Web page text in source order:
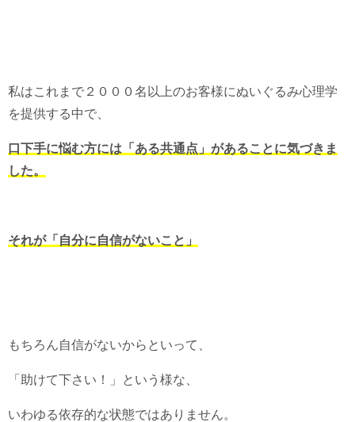
私はこれまで２０００名以上のお客様にぬいぐるみ心理学
を提供する中で、
口下手に悩む方には「ある共通点」があることに気づきま
した。
それが「自分に自信がないこと」
もちろん自信がないからといって、
「助けて下さい！」という様な、
いわゆる依存的な状態ではありません。